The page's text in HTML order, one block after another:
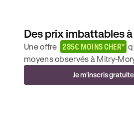
Des prix imbattables
Une offre 285€ MOINS CHER*
moyens observés à Mitry-
Je m'inscris